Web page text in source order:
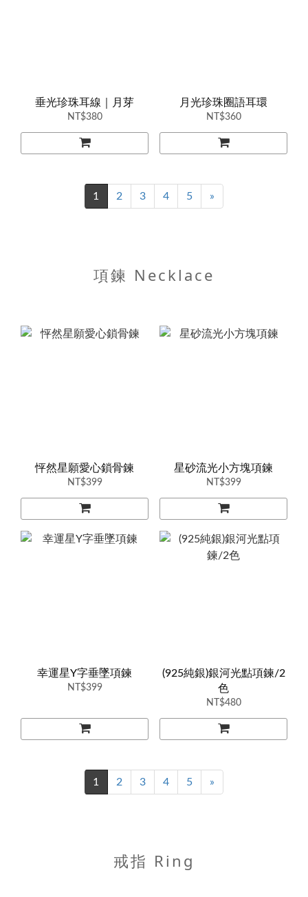
垂光珍珠耳線｜月芽
NT$380
月光珍珠圈語耳環
NT$360
1 2 3 4 5 »
項鍊 Necklace
怦然星願愛心鎖骨鍊
NT$399
星砂流光小方塊項鍊
NT$399
幸運星Y字垂墜項鍊
NT$399
(925純銀)銀河光點項鍊/2
色
NT$480
1 2 3 4 5 »
戒指 Ring